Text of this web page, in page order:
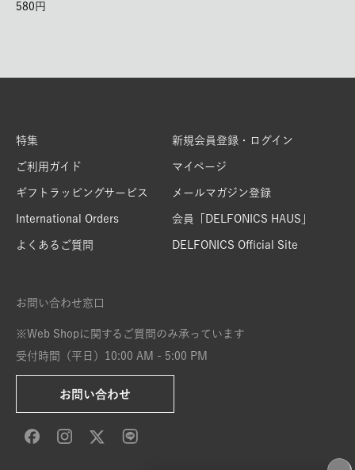
580
特集
ご利用ガイド
ギフトラッピングサービス
International Orders
よくあるご質問
新規会員登録・ログイン
マイページ
メールマガジン登録
会員「DELFONICS HAUS」
DELFONICS Official Site
お問い合わせ窓口
※Web Shopに関するご質問のみ承っています
受付時間（平日）10:00 AM - 5:00 PM
お問い合わせ